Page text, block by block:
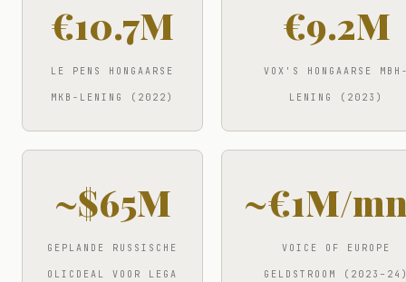
€10.7M
LE PENS HONGAARSE
MKB-LENING (2022)
€9.2M
VOX'S HONGAARSE
LENING (2023)
~$65M
GEPLANDE RUSSISCHE
OLICDEAL VOOR LEGA
~€1M/
VOICE OF EUROPE
GELDSTROOM